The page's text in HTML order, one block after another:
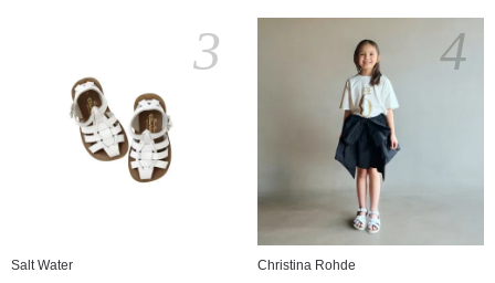
Salt Water
3
Christina Rohde
4